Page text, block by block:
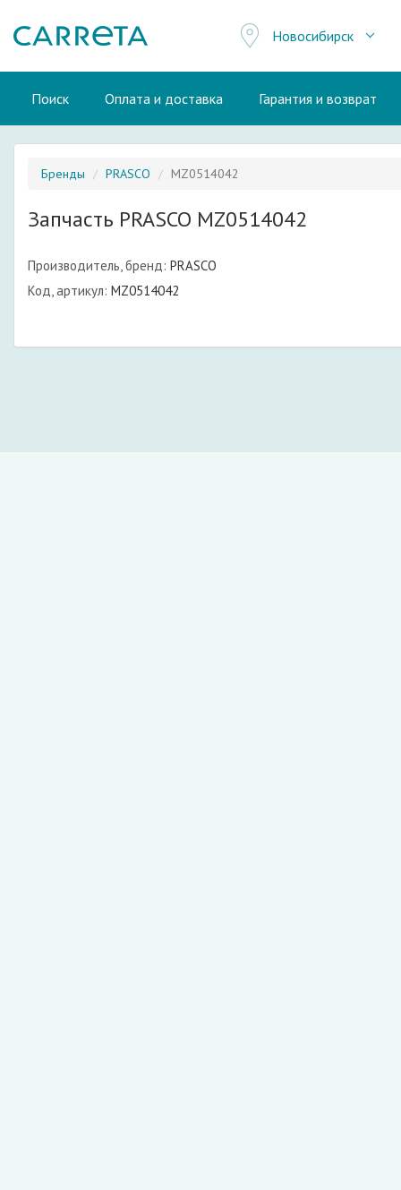
Новосибирск
Поиск Оплата и доставка Гарантия и возврат
Бренды PRASCO MZ0514042
Запчасть PRASCO MZ0514042
Производитель, бренд: PRASCO
Код, артикул: MZ0514042